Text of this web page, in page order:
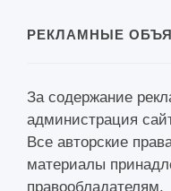
РЕКЛАМНЫЕ
За содержание
администрация
Все авторские
материалы
правообладателям.